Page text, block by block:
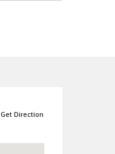
Get Direction